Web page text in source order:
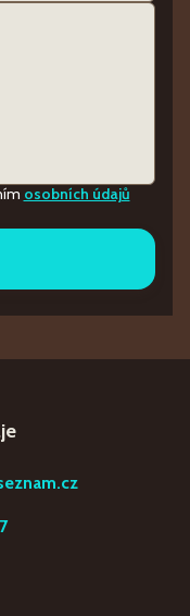
osobních údajů